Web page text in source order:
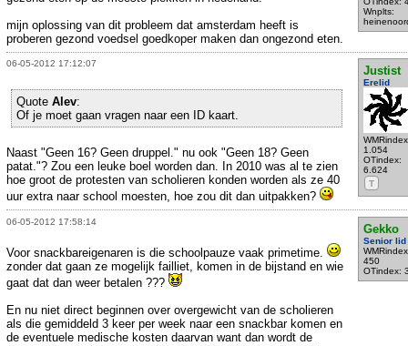
Wnplts:
mijn oplossing van dit probleem dat amsterdam heeft is
proberen gezond voedsel goedkoper maken dan ongezond eten.
06-05-2012 17:12:07
Justist
Erelid
1.054
OTindex:
6.624
T
Quote Alev:
Of je moet gaan vragen naar een ID kaart.
Naast "Geen 16? Geen druppel." nu ook "Geen 18? Geen
patat."? Zou een leuke boel worden dan. In 2010 was al te zien
hoe groot de protesten van scholieren konden worden als ze 40
uur extra naar school moesten, hoe zou dit dan uitpakken?
06-05-2012 17:58:14
Gekko
Senior lid
450
OTindex:
Voor snackbareigenaren is die schoolpauze vaak primetime.
zonder dat gaan ze mogelijk failliet, komen in de bijstand en wie
gaat dat dan weer betalen ???
En nu niet direct beginnen over overgewicht van de scholieren
als die gemiddeld 3 keer per week naar een snackbar komen en
de eventuele medische kosten daarvan want dan wordt de